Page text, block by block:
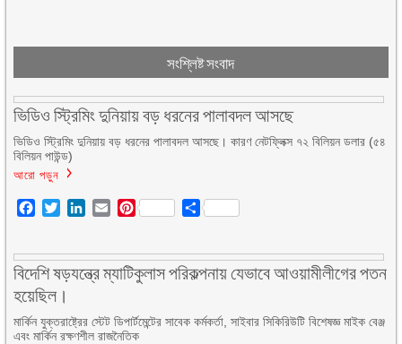
সংশ্লিষ্ট সংবাদ
ভিডিও স্ট্রিমিং দুনিয়ায় বড় ধরনের পালাবদল আসছে
ভিডিও স্ট্রিমিং দুনিয়ায় বড় ধরনের পালাবদল আসছে। কারণ নেটফ্লিক্স ৭২ বিলিয়ন ডলার (৫৪
বিলিয়ন পাউন্ড)
আরো পড়ুন
Facebook
TwitterLinkedIn
EmailPinterest Share
বিদেশি ষড়যন্ত্রে ম্যাটিকুলাস পরিকল্পনায় যেভাবে আওয়ামীলীগের পতন
হয়েছিল।
মার্কিন যুক্তরাষ্ট্রের স্টেট ডিপার্টমেন্টের সাবেক কর্মকর্তা, সাইবার সিকিরিউটি বিশেষজ্ঞ মাইক বেঞ্জ
এবং মার্কিন রক্ষণশীল রাজনৈতিক